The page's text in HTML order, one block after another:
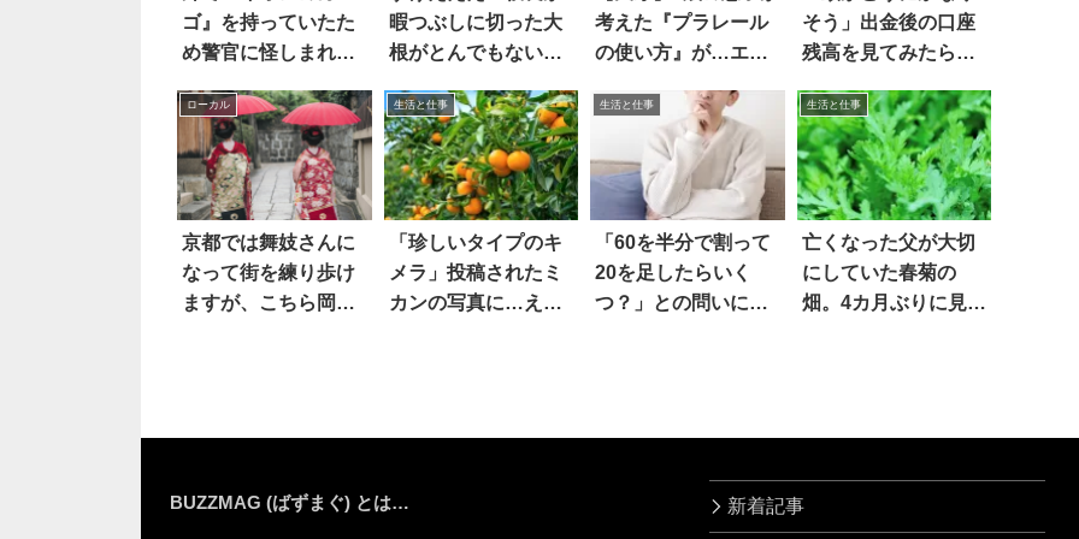
ゴ』を持っていたた
め警官に怪しまれた
暇つぶしに切った大
根がとんでもないレ
考えた『プラレール
の使い方』が…エモ
そう」出金後の口座
残高を見てみたら…
ローカル
京都では舞妓さんに
なって街を練り歩け
ますが、こちら岡山
生活と仕事
「珍しいタイプのキ
メラ」投稿されたミ
カンの写真に…ええ
生活と仕事
「60を半分で割って
20を足したらいく
つ？」との問いに…
生活と仕事
亡くなった父が大切
にしていた春菊の
畑。4カ月ぶりに見た
BUZZMAG (ばずまぐ) とは… 新着記事